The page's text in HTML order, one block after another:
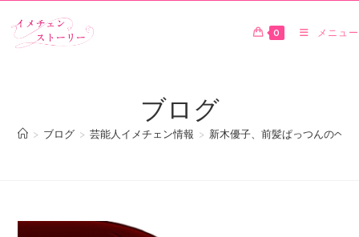
0 メニュー
ブログ
> ブログ > 芸能人イメチェン情報 > 新木優子、前髪ぱっつんのヘ